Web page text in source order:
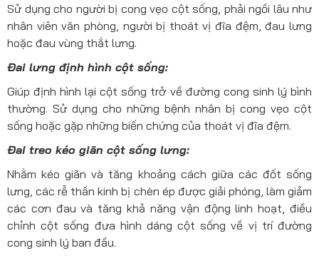
Sử dụng cho người bị cong vẹo cột sống, phải ngồi lâu như
nhân viên văn phòng, người bị thoát vị đĩa đệm, đau lưng
hoặc đau vùng thắt lưng.
Đai lưng định hình cột sống:
Giúp định hình lại cột sống trở về đường cong sinh lý bình
thường. Sử dụng cho những bệnh nhân bị cong vẹo cột
sống hoặc gặp những biến chứng của thoát vị đĩa đệm.
Đai treo kéo giãn cột sống lưng:
Nhằm kéo giãn và tăng khoảng cách giữa các đốt sống
lưng, các rễ thần kinh bị chèn ép được giải phóng, làm giảm
các cơn đau và tăng khả năng vận động linh hoạt, điều
chỉnh cột sống đưa hình dáng cột sống về vị trí đường
cong sinh lý ban đầu.